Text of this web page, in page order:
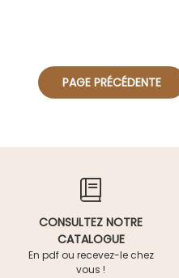
CONSULTEZ NOTRE
CATALOGUE
En pdf ou recevez-le chez
vous !